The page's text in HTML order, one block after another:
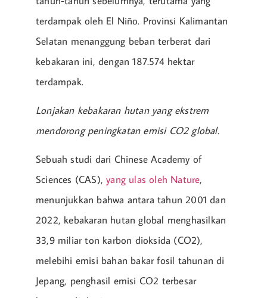
terdampak oleh El Niño. Provinsi Kalimantan
Selatan menanggung beban terberat dari
kebakaran ini, dengan 187.574 hektar
terdampak.
Lonjakan kebakaran hutan yang ekstrem
mendorong peningkatan emisi CO2 global.
Sebuah studi dari Chinese Academy of
Sciences (CAS),yang ulas oleh Nature,
menunjukkan bahwa antara tahun 2001 dan
2022, kebakaran hutan global menghasilkan
33,9 miliar ton karbon dioksida (CO2),
melebihi emisi bahan bakar fosil tahunan di
Jepang, penghasil emisi CO2 terbesar